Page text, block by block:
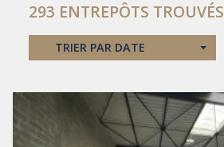
293 ENTREPÔTS TROUVÉS
TRIER PAR DATE